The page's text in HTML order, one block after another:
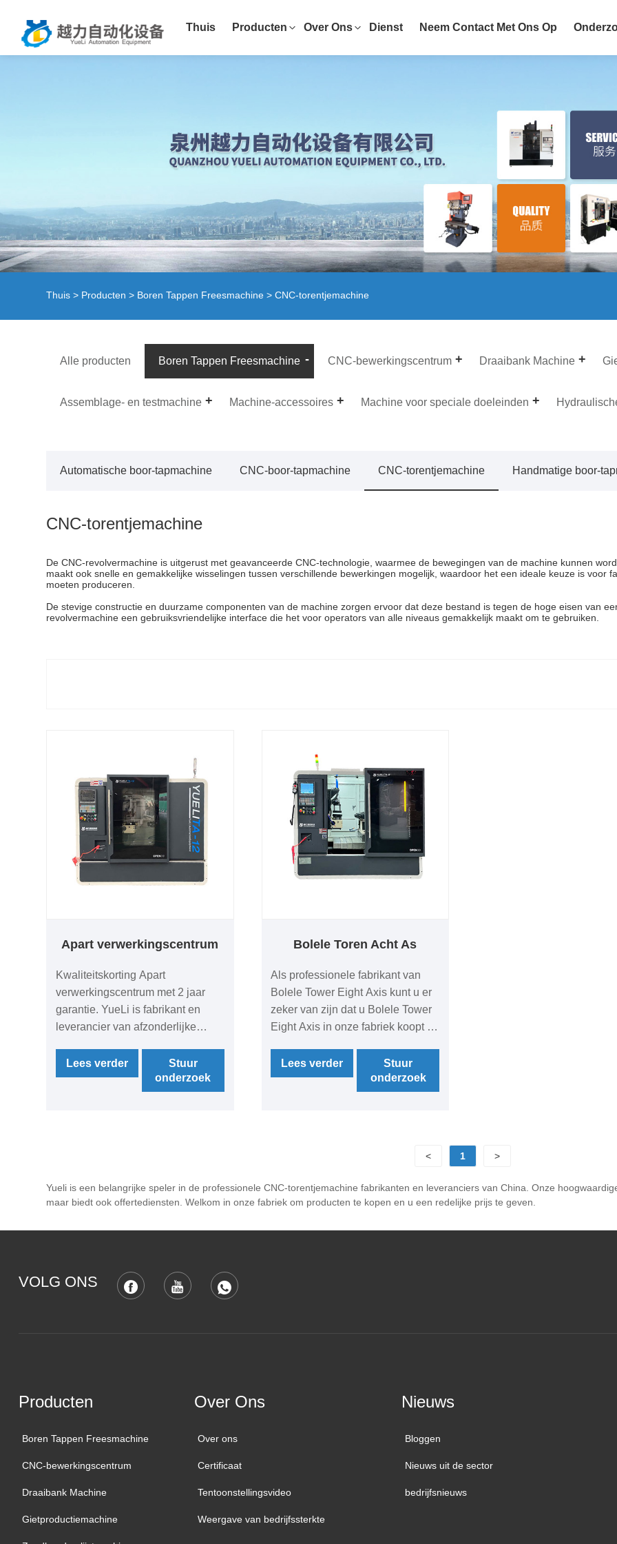
Thuis Producten Over Ons Dienst Neem Contact Met Ons Op
Thuis > Producten > Boren Tappen Freesmachine > CNC-torentjemachine
Alle producten Boren Tappen Freesmachine CNC-bewerkingscentrum Draaibank Machine
Assemblage- en testmachine Machine-accessoires Machine voor speciale doeleinden
Automatische boor-tapmachine CNC-boor-tapmachine CNC-torentjemachine Handmatige boor-
CNC-torentjemachine
De CNC-revolvermachine is uitgerust met geavanceerde CNC-technologie, waarmee de bewegingen van de machine kunnen
maakt ook snelle en gemakkelijke wisselingen tussen verschillende bewerkingen mogelijk, waardoor het een ideale keuze is voor
moeten produceren.
De stevige constructie en duurzame componenten van de machine zorgen ervoor dat deze bestand is tegen de hoge eisen van
revolvermachine een gebruiksvriendelijke interface die het voor operators van alle niveaus gemakkelijk maakt om te gebruiken.
Apart verwerkingscentrum
Kwaliteitskorting Apart
verwerkingscentrum met 2 jaar
garantie. YueLi is fabrikant en
leverancier van afzonderlijke
Lees verder
Stuur
onderzoek
Bolele Toren Acht As
Als professionele fabrikant van
Bolele Tower Eight Axis kunt u er
zeker van zijn dat u Bolele Tower
Eight Axis in onze fabriek koopt en
service en tijdige levering.
Lees verder
Stuur
onderzoek
< 1 >
Yueli is een belangrijke speler in de professionele CNC-torentjemachine fabrikanten en leveranciers van China. Onze
maar biedt ook offertediensten. Welkom in onze fabriek om producten te kopen en u een redelijke prijs te geven.
VOLG ONS
Producten
Boren Tappen Freesmachine
CNC-bewerkingscentrum
Draaibank Machine
Gietproductiemachine
Over Ons
Over ons
Certificaat
Tentoonstellingsvideo
Weergave van bedrijfssterkte
Nieuws
Bloggen
Nieuws uit de sector
bedrijfsnieuws